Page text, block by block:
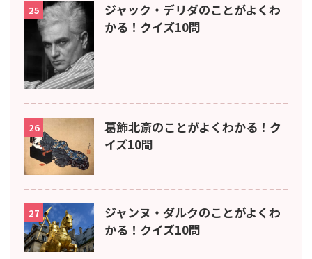
25
ジャック・デリダのことがよくわ
かる！クイズ10問
26
葛飾北斎のことがよくわかる！ク
イズ10問
27
ジャンヌ・ダルクのことがよくわ
かる！クイズ10問